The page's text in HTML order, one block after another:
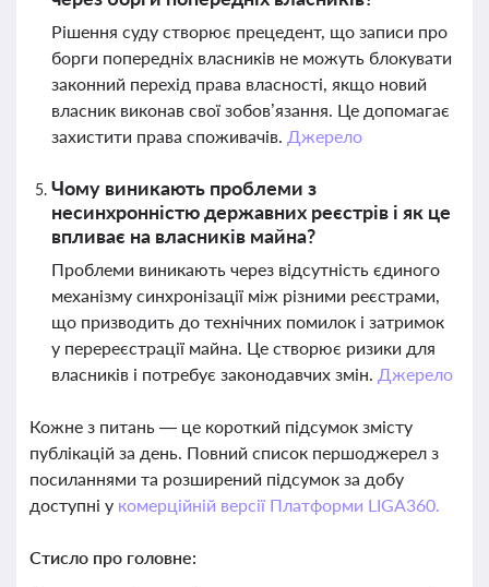
Рішення суду створює прецедент, що записи про
борги попередніх власників не можуть блокувати
законний перехід права власності, якщо новий
власник виконав свої зобов’язання. Це допомагає
захистити права споживачів. Джерело
Чому виникають проблеми з
несинхронністю державних реєстрів і як це
впливає на власників майна?
Проблеми виникають через відсутність єдиного
механізму синхронізації між різними реєстрами,
що призводить до технічних помилок і затримок
у перереєстрації майна. Це створює ризики для
власників і потребує законодавчих змін. Джерело
Кожне з питань — це короткий підсумок змісту
публікацій за день. Повний список першоджерел з
посиланнями та розширений підсумок за добу
доступні у комерційній версії Платформи LIGA360.
Стисло про головне: